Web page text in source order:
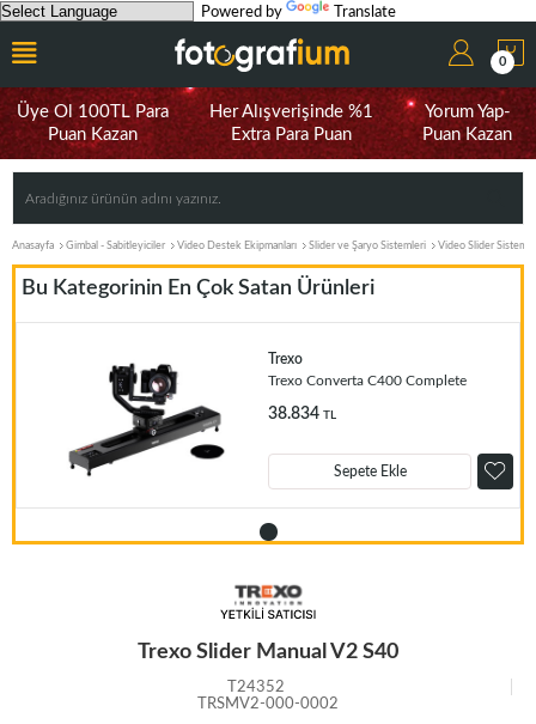
Powered by Translate
0
Üye Ol 100TL Para
Puan Kazan
Her Alışverişinde %1
Extra Para Puan
Yorum Yap-
Puan Kazan
Anasayfa Gimbal - Sabitleyiciler Video Destek Ekipmanları Slider ve Şaryo Sistemleri Video Slider
Bu Kategorinin En Çok Satan Ürünleri
Trexo
Trexo Converta C400 Complete
38.834 TL
Sepete Ekle
Trexo Slider Manual V2 S40
T24352
TRSMV2-000-0002